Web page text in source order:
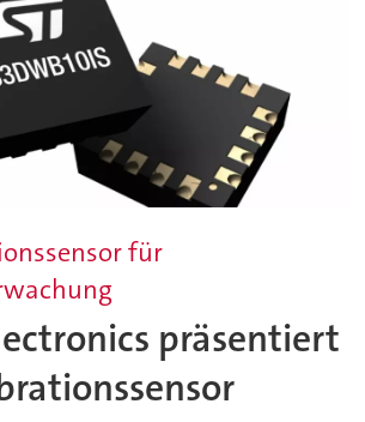
für
präsentiert